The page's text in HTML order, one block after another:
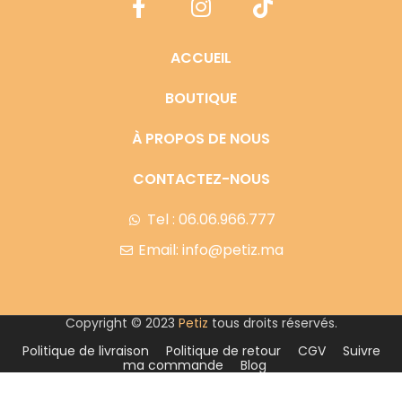
ACCUEIL
BOUTIQUE
À PROPOS DE NOUS
CONTACTEZ-NOUS
Tel : 06.06.966.777
Email: info@petiz.ma
Copyright © 2023 Petiz tous droits réservés.
Politique de livraison
Politique de retour CGV
Suivre
ma commande
Blog